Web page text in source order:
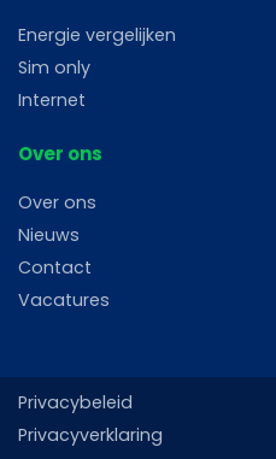
Energie vergelijken
Sim only
Internet
Over ons
Over ons
Nieuws
Contact
Vacatures
Privacybeleid
Privacyverklaring